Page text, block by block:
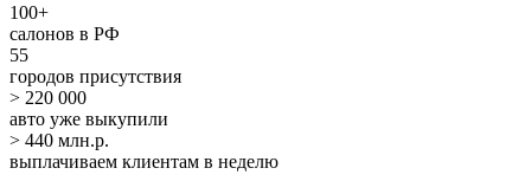
100+
салонов в РФ
55
городов присутствия
> 220 000
авто уже выкупили
> 440 млн.р.
выплачиваем клиентам в неделю